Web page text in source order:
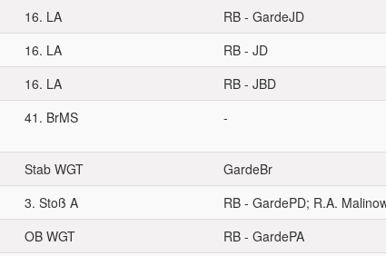
16. LA RB - GardeJD
16. LA RB - JD
16. LA RB - JBD
41. BrMS -
Stab WGT GardeBr
3. Stoß A RB - GardePD; R.A.
OB WGT RB - GardePA